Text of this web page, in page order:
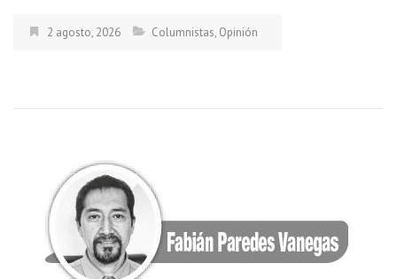
2 agosto, 2026 Columnistas, Opinión